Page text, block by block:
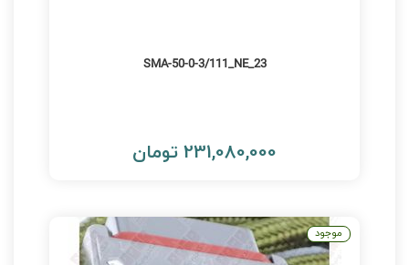
23_SMA-50-0-3/111_NE
231,080,000 تومان
موجود